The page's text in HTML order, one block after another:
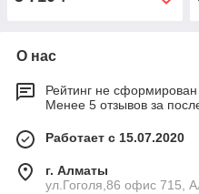
О нас
Рейтинг не сформирован
Менее 5 отзывов за
Работает с 15.07.2020
г. Алматы
ул.Гоголя,86 офис 715,